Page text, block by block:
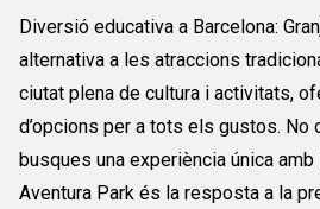
Diversió educativa a Barcelona:
alternativa a les atraccions
ciutat plena de cultura i activitats,
d’opcions per a tots els gustos. No
busques una experiència única amb
Aventura Park és la resposta a la